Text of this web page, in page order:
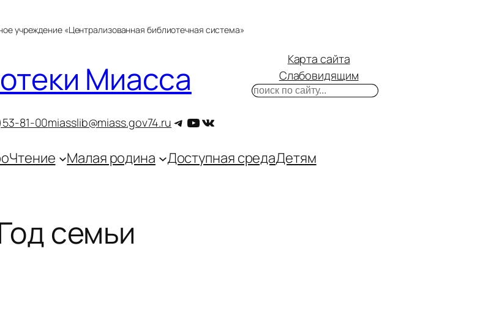
учреждение «Централизованная библиотечная система»
Миасса
81-00miasslib@miass.gov74.ru Telegram
YouTube
ВКонтакте
Карта сайта
Слабовидящим
Поиск
Малая родина Доступная средаДетям
семьи